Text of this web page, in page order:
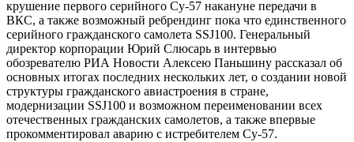
крушение первого серийного Су-57 накануне передачи в
ВКС, а также возможный ребрендинг пока что единственного
серийного гражданского самолета SSJ100. Генеральный
директор корпорации Юрий Слюсарь в интервью
обозревателю РИА Новости Алексею Паньшину рассказал об
основных итогах последних нескольких лет, о создании новой
структуры гражданского авиастроения в стране,
модернизации SSJ100 и возможном переименовании всех
отечественных гражданских самолетов, а также впервые
прокомментировал аварию с истребителем Су-57.